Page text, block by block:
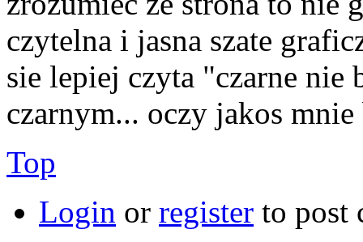
czytelna i jasna szate
sie lepiej czyta "czarne nie
czarnym... oczy jakos
Top
Login or register to post